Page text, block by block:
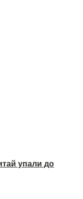
упали до